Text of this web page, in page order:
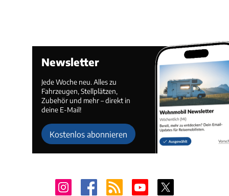
Newsletter
Jede Woche neu. Alles zu
Fahrzeugen, Stellplätzen,
Zubehör und mehr – direkt in
deine E-Mail!
Kostenlos abonnieren